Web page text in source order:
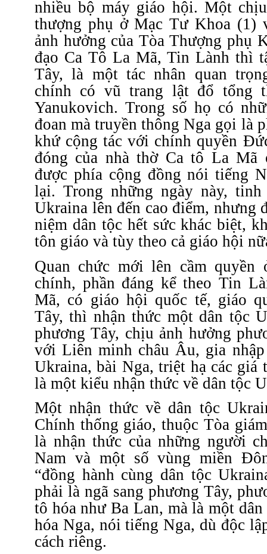
nhiều bộ máy giáo hội. Một
thượng phụ ở Mạc Tư Khoa (1)
ảnh hưởng của Tòa Thượng phụ
đạo Ca Tô La Mã, Tin Lành thì
Tây, là một tác nhân quan
chính có vũ trang lật đổ tổng
Yanukovich. Trong số họ có
đoan mà truyền thông Nga gọi là
khứ cộng tác với chính quyền
đóng của nhà thờ Ca tô La Mã
được phía cộng đồng nói tiếng
lại. Trong những ngày này,
Ukraina lên đến cao điểm, nhưng
niệm dân tộc hết sức khác biệt,
tôn giáo và tùy theo cả giáo hội
Quan chức mới lên cầm quyền
chính, phần đáng kể theo Tin
Mã, có giáo hội quốc tế, giáo
Tây, thì nhận thức một dân tộc
phương Tây, chịu ảnh hưởng
với Liên minh châu Âu, gia
Ukraina, bài Nga, triệt hạ các giá
là một kiểu nhận thức về dân tộc
Một nhận thức về dân tộc
Chính thống giáo, thuộc Tòa
là nhận thức của những người
Nam và một số vùng miền
“đồng hành cùng dân tộc
phải là ngã sang phương Tây,
tô hóa như Ba Lan, mà là một
hóa Nga, nói tiếng Nga, dù độc
cách riêng.